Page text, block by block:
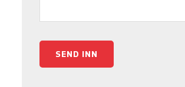
SEND INN